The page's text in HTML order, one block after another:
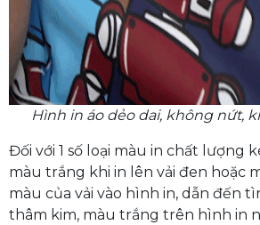
Hình in áo dẻo dai, không nứt,
Đối với 1 số loại màu in chất lượng
màu trắng khi in lên vải đen hoặc
màu của vải vào hình in, dẫn đến
thâm kim, màu trắng trên hình in